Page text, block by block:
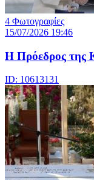
4 Φωτογραφίες
15/07/2026 19:46
Η Πρόεδρος της
ID: 10613131